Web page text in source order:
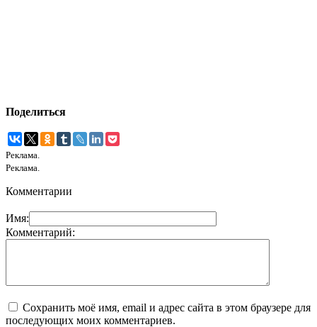
Поделиться
Реклама.
Реклама.
Комментарии
Имя:
Комментарий:
Сохранить моё имя, email и адрес сайта в этом браузере для
последующих моих комментариев.